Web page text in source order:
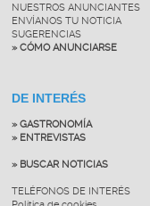
NUESTROS ANUNCIANTES
ENVÍANOS TU NOTICIA
SUGERENCIAS
» CÓMO ANUNCIARSE
DE INTERÉS
» GASTRONOMÍA
» ENTREVISTAS
» BUSCAR NOTICIAS
TELÉFONOS DE INTERÉS